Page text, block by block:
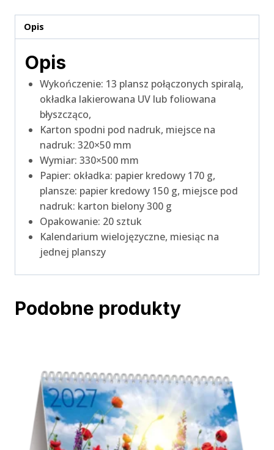
Opis
Opis
Wykończenie: 13 plansz połączonych spiralą,
okładka lakierowana UV lub foliowana
błyszcząco,
Karton spodni pod nadruk, miejsce na
nadruk: 320×50 mm
Wymiar: 330×500 mm
Papier: okładka: papier kredowy 170 g,
plansze: papier kredowy 150 g, miejsce pod
nadruk: karton bielony 300 g
Opakowanie: 20 sztuk
Kalendarium wielojęzyczne, miesiąc na
jednej planszy
Podobne produkty